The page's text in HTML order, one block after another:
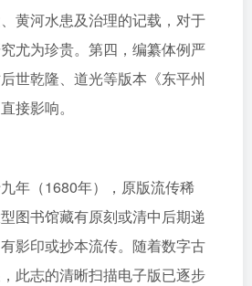
黄河水患及治理的记载，对于
尤为珍贵。第四，编纂体例严
世乾隆、道光等版本《东平州
接影响。
年（1680年），原版流传稀
图书馆藏有原刻或清中后期递
影印或抄本流传。随着数字古
此志的清晰扫描电子版已逐步